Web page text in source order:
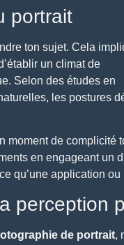
portrait
ton sujet. Cela
un climat de
Selon des études en
les postures
de complicité
en engageant un
qu’une application
perception
de portrait,